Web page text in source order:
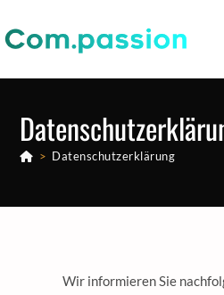
> Datenschutzerklärung
Wir informieren Sie